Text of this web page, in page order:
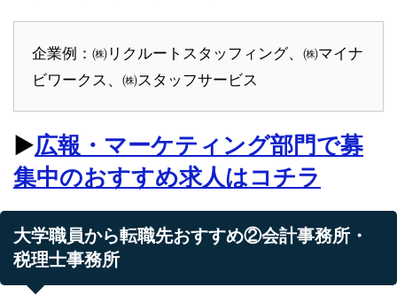
企業例：㈱リクルートスタッフィング、㈱マイナ
ビワークス、㈱スタッフサービス
▶︎広報・マーケティング部門で募
集中のおすすめ求人はコチラ
大学職員から転職先おすすめ②会計事務所・
税理士事務所